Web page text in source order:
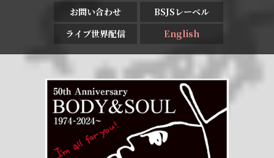
お問い合わせ
BSJSレーベル
ライブ世界配信
English